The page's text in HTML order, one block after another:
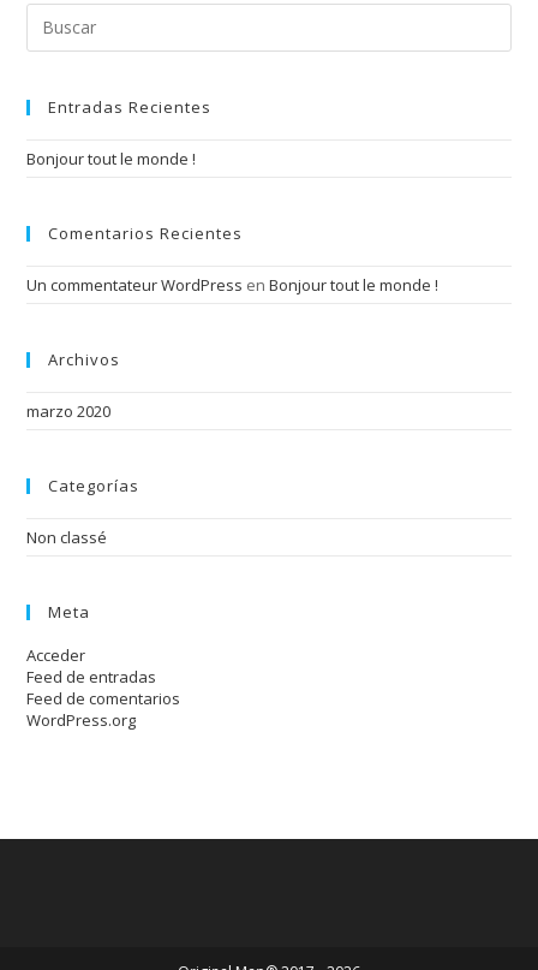
Entradas Recientes
Bonjour tout le monde !
Comentarios Recientes
Un commentateur WordPress enBonjour tout le monde !
Archivos
marzo 2020
Categorías
Non classé
Meta
Acceder
Feed de entradas
Feed de comentarios
WordPress.org